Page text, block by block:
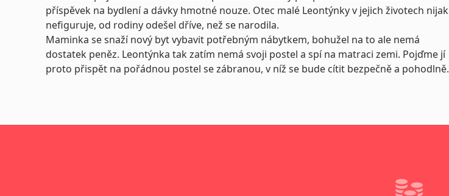
příspěvek na bydlení a dávky hmotné nouze. Otec malé Leontýnky v jejich životech nijak
nefiguruje, od rodiny odešel dříve, než se narodila.
Maminka se snaží nový byt vybavit potřebným nábytkem, bohužel na to ale nemá
dostatek peněz. Leontýnka tak zatím nemá svoji postel a spí na matraci zemi. Pojďme jí
proto přispět na pořádnou postel se zábranou, v níž se bude cítit bezpečně a pohodlně.